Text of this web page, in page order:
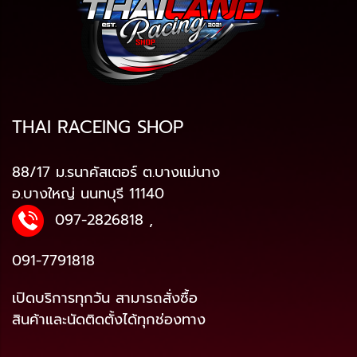
THAI RACEING SHOP
88/17 ม.รนาคัสเตอร์ ต.บางแม่นาง
อ.บางใหญ่ นนทบุรี 11140
097-2826818 ,
091-7791818
เปิดบริการทุกวัน สามารถสั่งซื้อ
สินค้าและนัดติดตั้งได้ทุกช่องทาง